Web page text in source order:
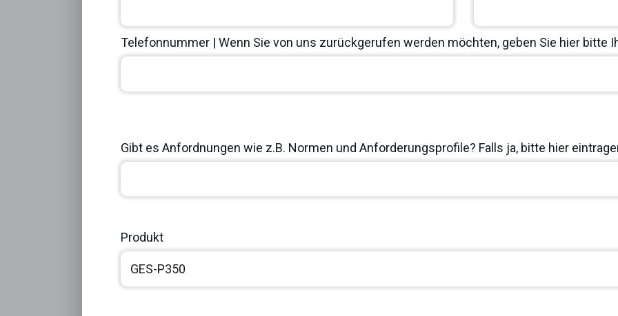
Telefonnummer | Wenn Sie von uns zurückgerufen werden möchten, geben Sie hier bitte
Gibt es Anfordnungen wie z.B. Normen und Anforderungsprofile? Falls ja, bitte hier
Produkt